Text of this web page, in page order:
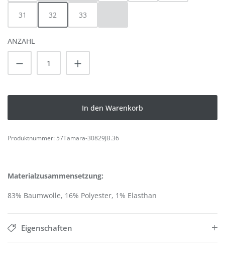
31 32 33
ANZAHL
Produkt Anzahl: Gib den gewünschten
In den Warenkorb
Produktnummer: 57Tamara-30829JB.36
Materialzusammensetzung:
83% Baumwolle, 16% Polyester, 1% Elasthan
Eigenschaften